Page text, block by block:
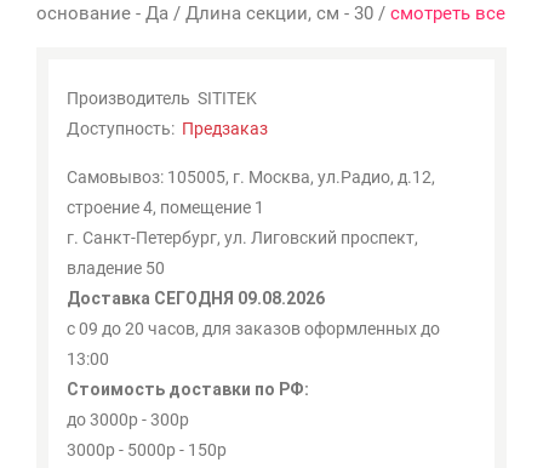
основание - Да / Длина секции, см - 30 / смотреть все
Производитель SITITEK
Доступность: Предзаказ
Самовывоз: 105005, г. Москва, ул.Радио, д.12,
строение 4, помещение 1
г. Санкт-Петербург, ул. Лиговский проспект,
владение 50
Доставка СЕГОДНЯ 09.08.2026
с 09 до 20 часов, для заказов оформленных до
13:00
Стоимость доставки по РФ:
до 3000р - 300р
3000р - 5000р - 150р